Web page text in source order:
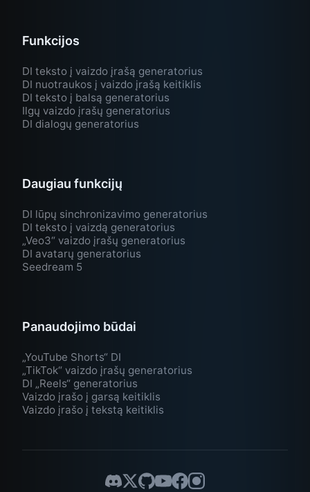
Funkcijos
DI teksto į vaizdo įrašą generatorius
DI nuotraukos į vaizdo įrašą keitiklis
DI teksto į balsą generatorius
Ilgų vaizdo įrašų generatorius
DI dialogų generatorius
Daugiau funkcijų
DI lūpų sinchronizavimo generatorius
DI teksto į vaizdą generatorius
„Veo3“ vaizdo įrašų generatorius
DI avatarų generatorius
Seedream 5
Panaudojimo būdai
„YouTube Shorts“ DI
„TikTok“ vaizdo įrašų generatorius
DI „Reels“ generatorius
Vaizdo įrašo į garsą keitiklis
Vaizdo įrašo į tekstą keitiklis